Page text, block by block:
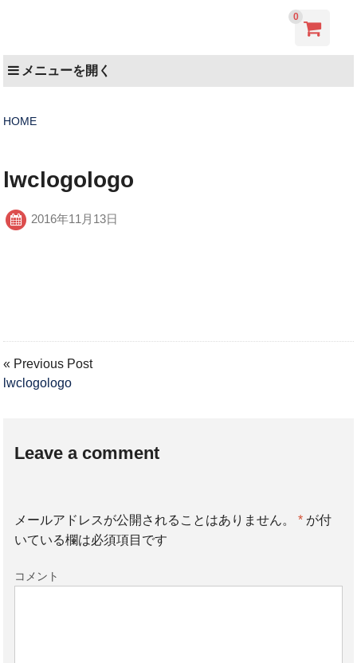
0
メニューを開く
HOME
lwclogologo
2016年11月13日
« Previous Post
lwclogologo
Leave a comment
メールアドレスが公開されることはありません。 *が付
いている欄は必須項目です
コメント